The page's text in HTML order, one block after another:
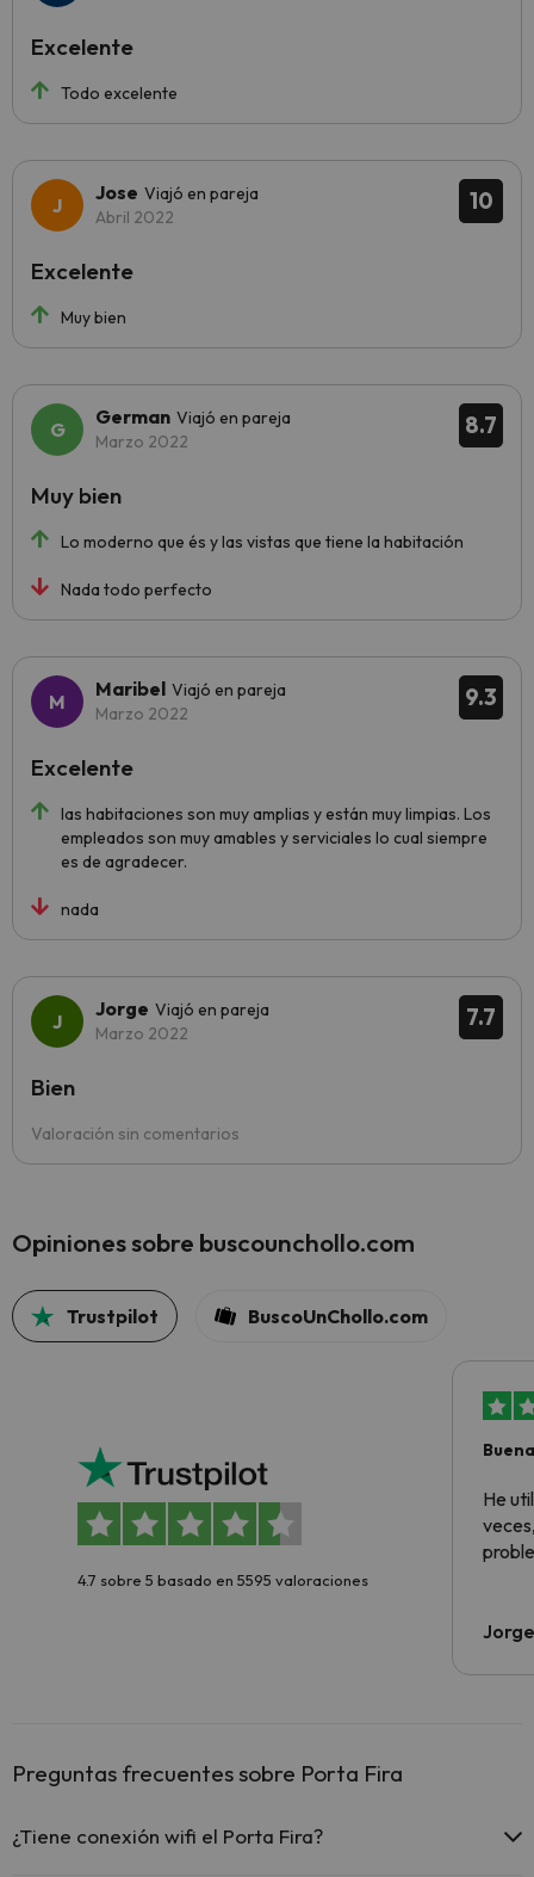
Todo excelente
Excelente
10
Jose Viajó en pareja
Abril 2022
Muy bien
Excelente
8.7
German Viajó en pareja
Marzo 2022
Lo moderno que és y las vistas que tiene la habitación
Nada todo perfecto
Muy bien
9.3
Maribel Viajó en pareja
Marzo 2022
las habitaciones son muy amplias y están muy limpias. Los
empleados son muy amables y serviciales lo cual siempre
es de agradecer.
nada
Excelente
7.7
Jorge Viajó en pareja
Marzo 2022
Valoración sin comentarios
Bien
Opiniones sobre buscounchollo.com
Trustpilot BuscoUnChollo.com
4.7 sobre 5 basado en 5595 valoraciones
He
Preguntas frecuentes sobre Porta Fira
¿Tiene conexión wifi el Porta Fira?